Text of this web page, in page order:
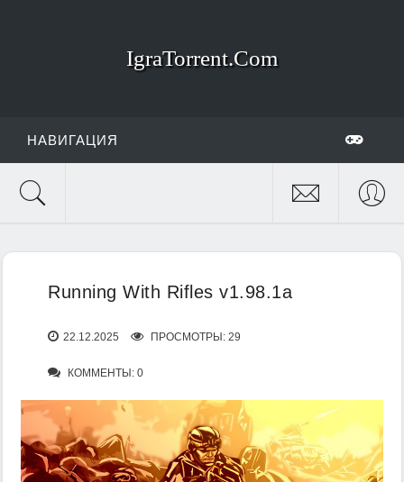
IgraTorrent.Com
НАВИГАЦИЯ
Running With Rifles v1.98.1a
22.12.2025 ПРОСМОТРЫ: 29
КОММЕНТЫ: 0